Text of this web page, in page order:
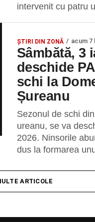
intervenit cu patru
ȘTIRI DIN ZONĂ acum 7
Sâmbătă, 3
deschide
schi la
Șureanu
Sezonul de schi
ureanu, se va
2026. Ninsorile
dus la formarea
ARTICOLE